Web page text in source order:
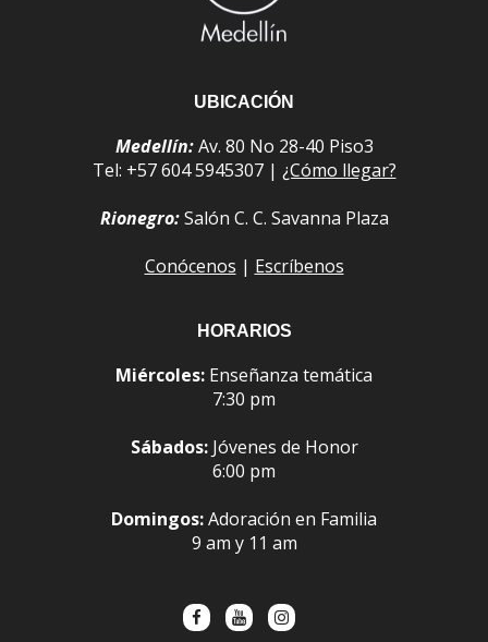
UBICACIÓN
Medellín:Av. 80 No 28-40 Piso3
Tel: +57 604 5945307 | ¿Cómo llegar?
Rionegro:Salón C. C. Savanna Plaza
Conócenos | Escríbenos
HORARIOS
Miércoles: Enseñanza temática
7:30 pm
Sábados:Jóvenes de Honor
6:00 pm
Domingos:Adoración en Familia
9 am y 11 am